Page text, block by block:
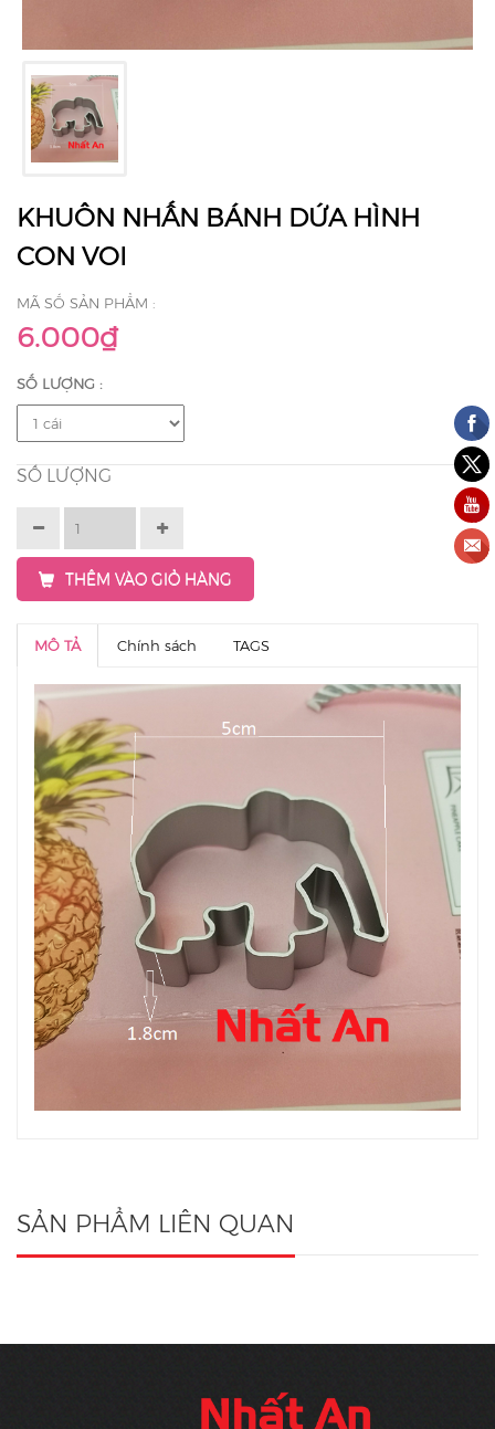
KHUÔN NHẤN BÁNH DỨA HÌNH
CON VOI
MÃ SỐ SẢN PHẨM :
6.000₫
SỐ LƯỢNG :
SỐ LƯỢNG
THÊM VÀO GIỎ HÀNG
MÔ TẢ Chính sách TAGS
SẢN PHẨM LIÊN QUAN